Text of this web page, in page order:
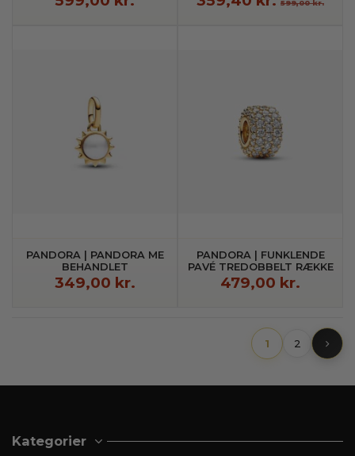
599,00 kr.
PANDORA | PANDORA ME
BEHANDLET
FERSKVANDSKULTURPERLE
SOL MINICHARM MED
349,00 kr.
PANDORA | FUNKLENDE
PAVÉ TREDOBBELT RÆKKE
CHARM
479,00 kr.
1 2
Kategorier